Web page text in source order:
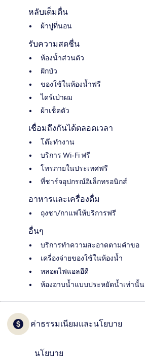
หลับเต็มตื่น
ผ้าปูที่นอน
รับความสดชื่น
ห้องน้ำส่วนตัว
ฝักบัว
ของใช้ในห้องน้ำฟรี
ไดร์เป่าผม
ผ้าเช็ดตัว
เชื่อมถึงกันได้ตลอดเวลา
โต๊ะทำงาน
บริการ Wi-Fi ฟรี
โทรภายในประเทศฟรี
ที่ชาร์จอุปกรณ์อิเล็กทรอนิกส์
อาหารและเครื่องดื่ม
ถุงชา/กาแฟให้บริการฟรี
อื่นๆ
บริการทำความสะอาดตามคำขอ
เครื่องจ่ายของใช้ในห้องน้ำ
หลอดไฟแอลอีดี
ห้องอาบน้ำแบบประหยัดน้ำเท่านั้น
ค่าธรรมเนียมและนโยบาย
นโยบาย